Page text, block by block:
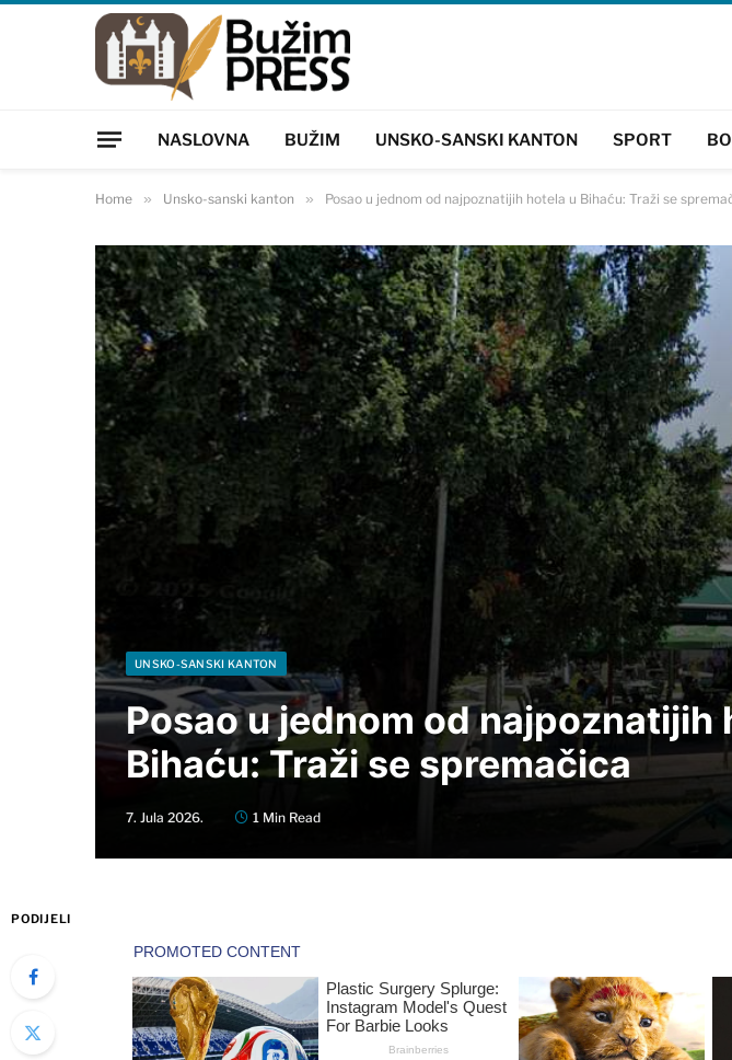
NASLOVNA BUŽIM UNSKO-SANSKI KANTON SPORT
Home » Unsko-sanski kanton » Posao u jednom od najpoznatijih hotela u Bihaću: Traži se
UNSKO-SANSKI KANTON
Posao u jednom od najpoznatijih
Bihaću: Traži se spremačica
7. Jula 2026. 1 Min Read
PODIJELI